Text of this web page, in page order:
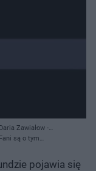
Zawiałow -
Archiwum
są o tym
pojawia się